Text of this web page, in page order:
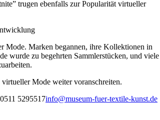
trugen ebenfalls zur Popularität virtueller
Mode. Marken begannen, ihre Kollektionen in
wurde zu begehrten Sammlerstücken, und viele
Mode weiter voranschreiten.
5295517info@museum-fuer-textile-kunst.de